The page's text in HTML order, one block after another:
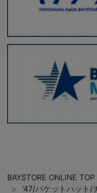
BAYSTORE ONLINE TOP
’47/バケットハット